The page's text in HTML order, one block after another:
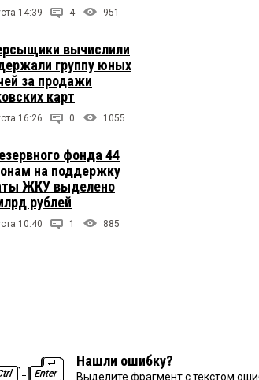
14:39 4 951
вычислили
группу юных
за продажи
карт
16:26 0 1055
фонда 44
на поддержку
ЖКУ выделено
рублей
10:40 1 885
Нашли ошибку?
Выделите фрагмент с текстом